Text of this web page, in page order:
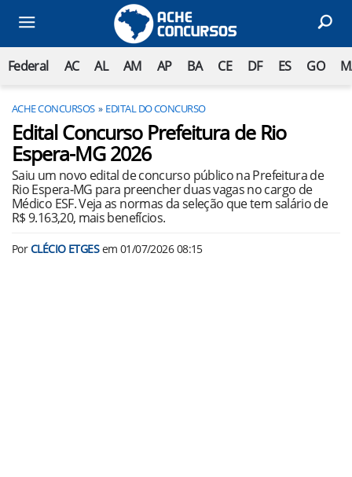
Federal AC AL AM AP BA CE DF ES GO
ACHE CONCURSOS EDITAL DO CONCURSO
Edital Concurso Prefeitura de Rio
Espera-MG 2026
Saiu um novo edital de concurso público na Prefeitura de
Rio Espera-MG para preencher duas vagas no cargo de
Médico ESF. Veja as normas da seleção que tem salário de
R$ 9.163,20, mais benefícios.
PorCLÉCIO ETGESem 01/07/2026 08:15